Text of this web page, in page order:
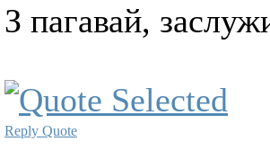
З пагавай,
Reply Quote